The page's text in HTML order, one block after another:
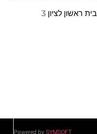
בית ראשון לציון 3
Powered bySYMSOFT